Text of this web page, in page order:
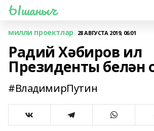
Ышаныч
милли проектлар 28 АВГУСТА 2019, 06:01
Радий Хәбиров ил
Президенты белән
#ВладимирПутин